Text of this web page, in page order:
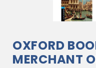
OXFORD
MERCHANT